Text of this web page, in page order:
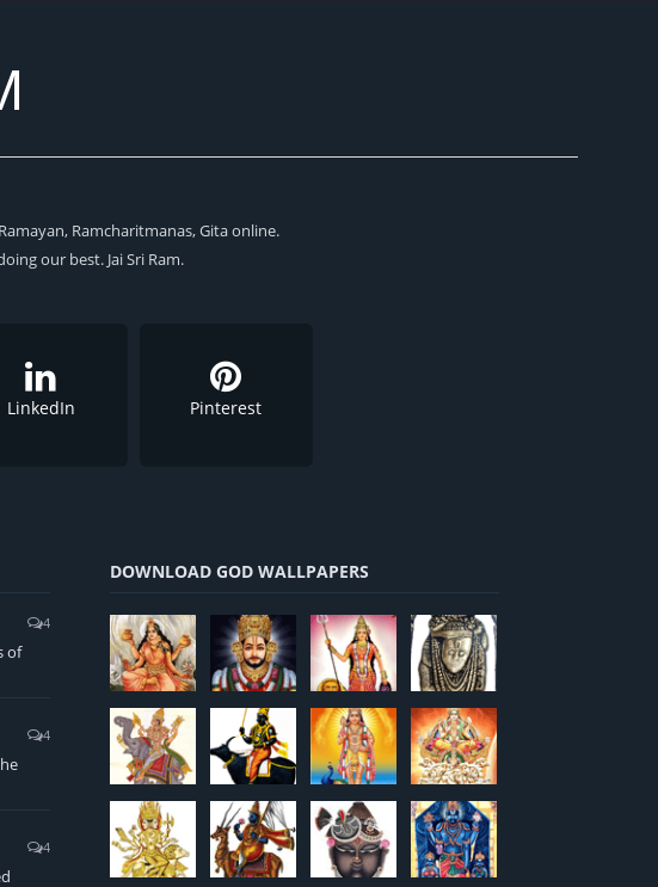
Ramcharitmanas, Gita online.
our best. Jai Sri Ram.
LinkedIn Pinterest
4
of
4
4
DOWNLOAD GOD WALLPAPERS